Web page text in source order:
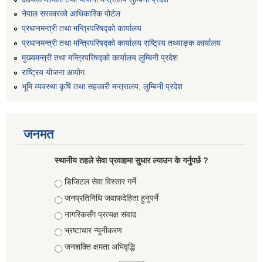
नेपाल सरकारको आधिकारिक पोर्टल
प्रधानमन्त्री तथा मन्त्रिपरिषद्को कार्यालय
प्रधानमन्त्री तथा मन्त्रिपरिषद्को कार्यालय राष्ट्रिय तथ्याङ्क कार्यालय
मुख्यमन्त्री तथा मन्त्रिपरिषद्को कार्यालय लुम्बिनी प्रदेश
राष्ट्रिय योजना आयोग
भूमि व्यवस्था कृषि तथा सहकारी मन्त्रालय, लुम्बिनी प्रदेश
जनमत
स्थानीय तहले सेवा प्रवाहमा सुधार ल्याउन के गर्नुपर्छ ?
Choices
डिजिटल सेवा विस्तार गर्ने
जनप्रतिनिधि जवाफदेहिता हुनुपर्ने
नागरिकसँग प्रत्यक्ष संवाद
भ्रष्टाचार न्यूनीकरण
जनशक्ति क्षमता अभिवृद्धि